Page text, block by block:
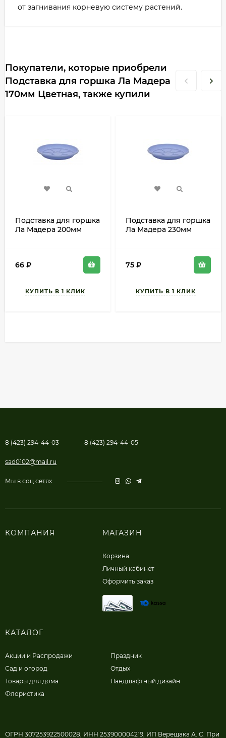
от загнивания корневую систему растений.
Покупатели, которые приобрели
Подставка для горшка Ла Мадера
170мм Цветная, также купили
Подставка для горшка
Ла Мадера 200мм
66 ₽
Подставка для горшка
Ла Мадера 230мм
75 ₽
8 (423) 294-44-03 8 (423) 294-44-05
sad0102@mail.ru
Мы в соц.сетях
КОМПАНИЯ МАГАЗИН
Корзина
Личный кабинет
Оформить заказ
КАТАЛОГ
Акции и Распродажи
Сад и огород
Товары для дома
Флористика
Праздник
Отдых
Ландшафтный дизайн
ОГРН 307253922500028, ИНН 253900004219, ИП Верещака А. С. При